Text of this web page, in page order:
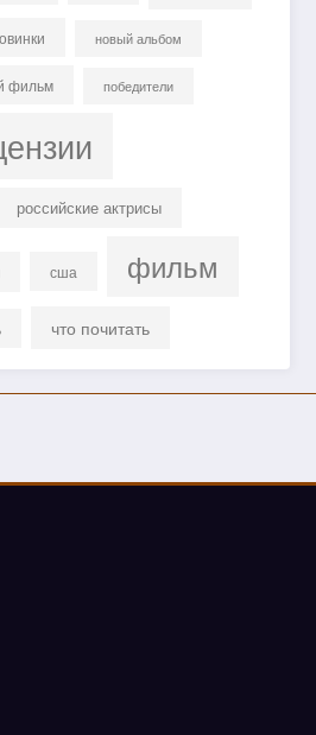
новый альбом
фильм победители
российские актрисы
сша фильм
что почитать